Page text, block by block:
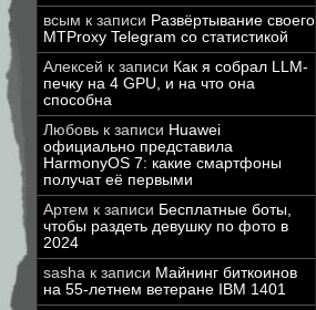
всым к записи Развёртывание своего
MTProxy Telegram со статистикой
Алексей к записи Как я собрал LLM-
печку на 4 GPU, и на что она
способна
Любовь к записи Huawei
официально представила
HarmonyOS 7: какие смартфоны
получат её первыми
Артем к записи Бесплатные боты,
чтобы раздеть девушку по фото в
2024
sasha к записи Майнинг биткоинов
на 55-летнем ветеране IBM 1401